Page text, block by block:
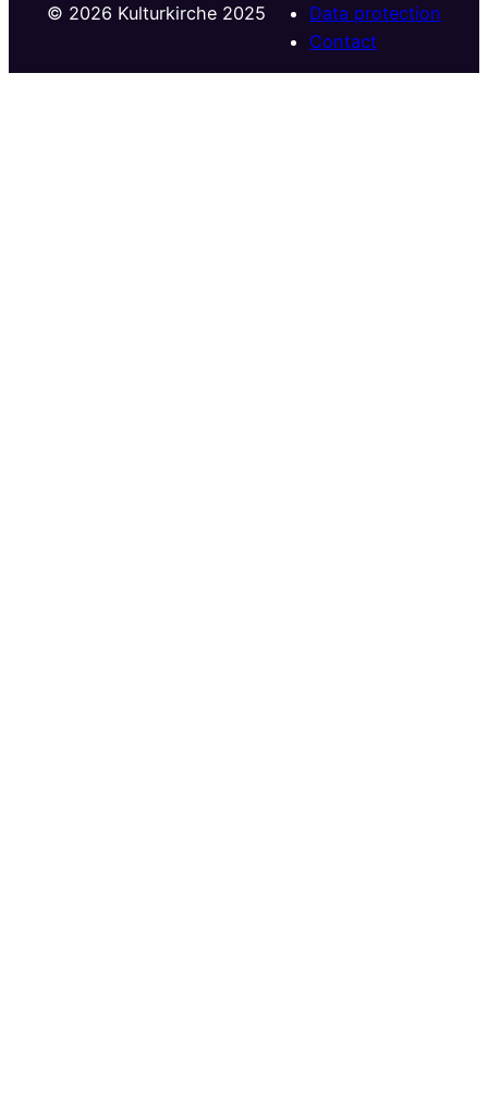
©️ 2026 Kulturkirche 2025
Data protection
Contact